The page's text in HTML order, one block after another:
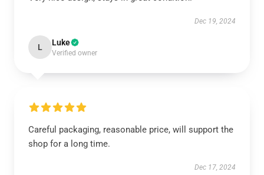
Dec 19, 2024
L Luke
Verified owner
Careful packaging, reasonable price, will support the
shop for a long time.
Dec 17, 2024